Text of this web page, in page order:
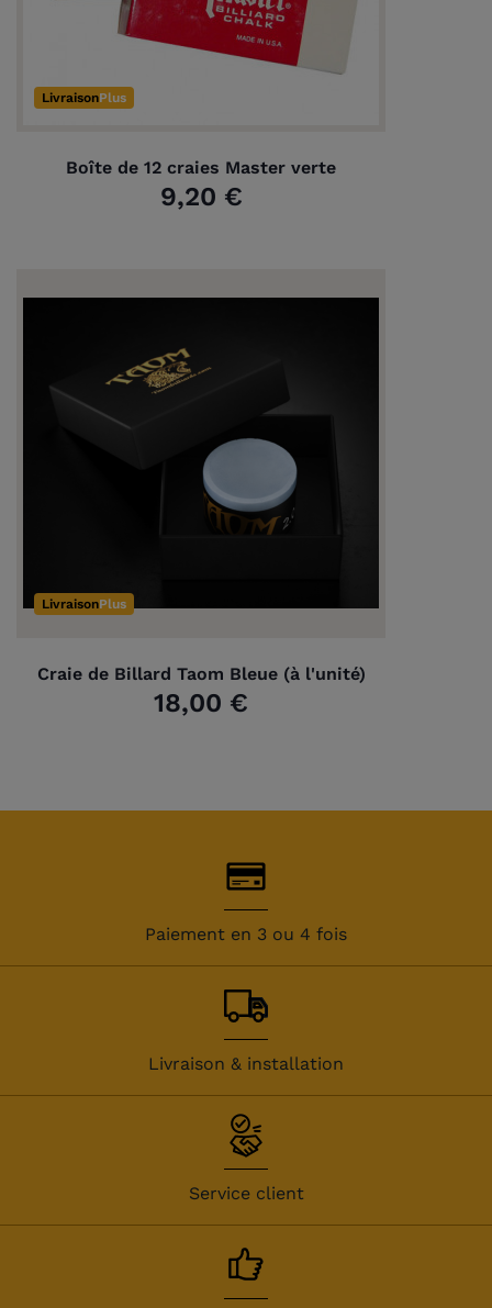
LivraisonPlus
Boîte de 12 craies Master verte
9,20 €
LivraisonPlus
Craie de Billard Taom Bleue (à l'unité)
18,00 €
Paiement en 3 ou 4 fois
Livraison & installation
Service client